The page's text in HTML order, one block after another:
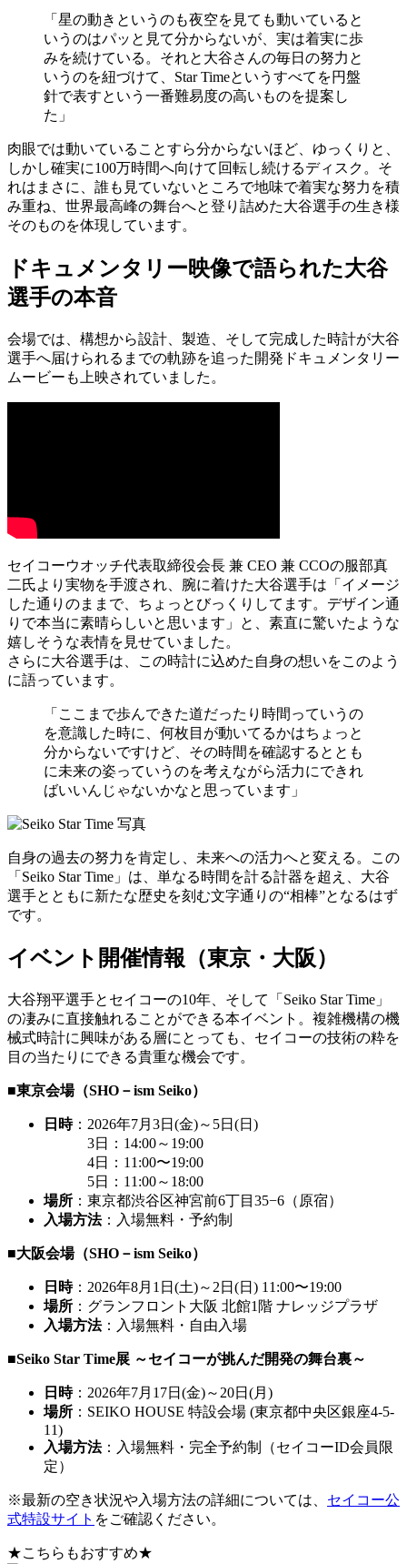
「星の動きというのも夜空を見ても動いていると
いうのはパッと見て分からないが、実は着実に歩
みを続けている。それと大谷さんの毎日の努力と
いうのを紐づけて、Star Timeというすべてを円盤
針で表すという一番難易度の高いものを提案し
た」
肉眼では動いていることすら分からないほど、ゆっくりと、
しかし確実に100万時間へ向けて回転し続けるディスク。そ
れはまさに、誰も見ていないところで地味で着実な努力を積
み重ね、世界最高峰の舞台へと登り詰めた大谷選手の生き様
そのものを体現しています。
ドキュメンタリー映像で語られた大谷
選手の本音
会場では、構想から設計、製造、そして完成した時計が大谷
選手へ届けられるまでの軌跡を追った開発ドキュメンタリー
ムービーも上映されていました。
セイコーウオッチ代表取締役会長 兼 CEO 兼 CCOの服部真
二氏より実物を手渡され、腕に着けた大谷選手は「イメージ
した通りのままで、ちょっとびっくりしてます。デザイン通
りで本当に素晴らしいと思います」と、素直に驚いたような
嬉しそうな表情を見せていました。
さらに大谷選手は、この時計に込めた自身の想いをこのよう
に語っています。
「ここまで歩んできた道だったり時間っていうの
を意識した時に、何枚目が動いてるかはちょっと
分からないですけど、その時間を確認するととも
に未来の姿っていうのを考えながら活力にできれ
ばいいんじゃないかなと思っています」
自身の過去の努力を肯定し、未来への活力へと変える。この
「Seiko Star Time」は、単なる時間を計る計器を超え、大谷
選手とともに新たな歴史を刻む文字通りの“相棒”となるはず
です。
イベント開催情報（東京・大阪）
大谷翔平選手とセイコーの10年、そして「Seiko Star Time」
の凄みに直接触れることができる本イベント。複雑機構の機
械式時計に興味がある層にとっても、セイコーの技術の粋を
目の当たりにできる貴重な機会です。
■東京会場（SHO－ism Seiko）
日時：2026年7月3日(金)～5日(日)
3日：14:00～19:00
4日：11:00〜19:00
5日：11:00～18:00
場所 ：東京都渋谷区神宮前6丁目35−6（原宿）
入場方法：入場無料・予約制
■大阪会場（SHO－ism Seiko）
日時：2026年8月1日(土)～2日(日) 11:00〜19:00
場所 ：グランフロント大阪 北館1階 ナレッジプラザ
入場方法：入場無料・自由入場
■Seiko Star Time展 ～セイコーが挑んだ開発の舞台裏～
日時：2026年7月17日(金)～20日(月)
場所 ：SEIKO HOUSE 特設会場 (東京都中央区銀座4-5-
11)
入場方法：入場無料・完全予約制（セイコーID会員限
定）
※最新の空き状況や入場方法の詳細については、 セイコー公
式特設サイト をご確認ください。
★こちらもおすすめ★